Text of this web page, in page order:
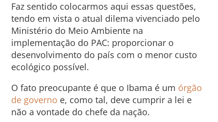
Faz sentido colocarmos aqui essas questões,
tendo em vista o atual dilema vivenciado pelo
Ministério do Meio Ambiente na
implementação do PAC: proporcionar o
desenvolvimento do país com o menor custo
ecológico possível.
O fato preocupante é que o Ibama é um órgão
de governo e, como tal, deve cumprir a lei e
não a vontade do chefe da nação.